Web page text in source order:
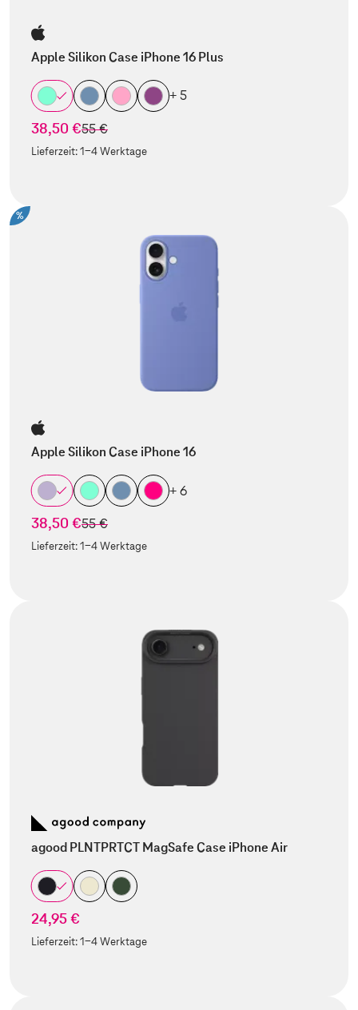
Apple Silikon Case iPhone 16 Plus
+ 5
38,50 €statt
55 €
Lieferzeit:1-4 Werktage
%
Apple Silikon Case iPhone 16
+ 6
38,50 €statt
55 €
Lieferzeit:1-4 Werktage
agood PLNTPRTCT MagSafe Case iPhone Air
24,95 €
Lieferzeit:1-4 Werktage